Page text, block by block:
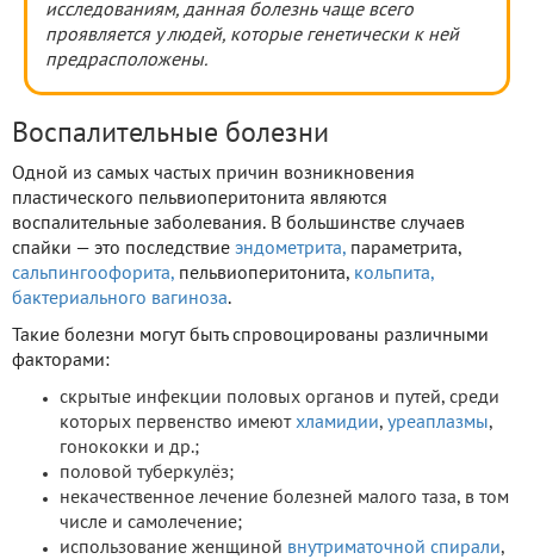
исследованиям, данная болезнь чаще всего
проявляется у людей, которые генетически к ней
предрасположены.
Воспалительные болезни
Одной из самых частых причин возникновения
пластического пельвиоперитонита являются
воспалительные заболевания. В большинстве случаев
спайки — это последствие эндометрита, параметрита,
сальпингоофорита, пельвиоперитонита, кольпита,
бактериального вагиноза.
Такие болезни могут быть спровоцированы различными
факторами:
скрытые инфекции половых органов и путей, среди
которых первенство имеют хламидии, уреаплазмы,
гонококки и др.;
половой туберкулёз;
некачественное лечение болезней малого таза, в том
числе и самолечение;
использование женщиной внутриматочной спирали,